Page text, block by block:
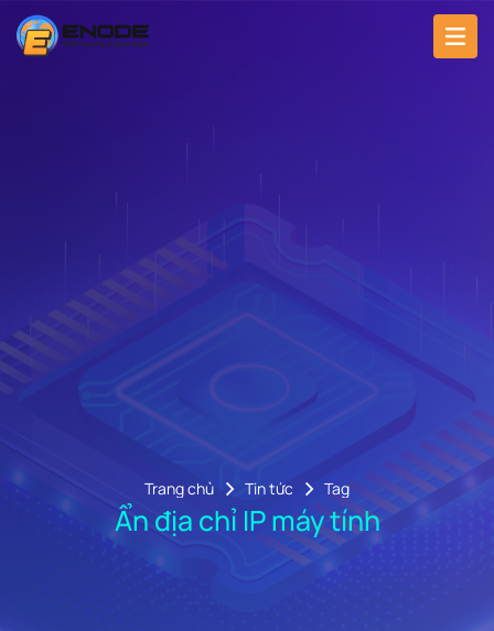
Trang chủ Tin tức Tag
Ẩn địa chỉ IP máy tính